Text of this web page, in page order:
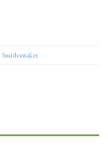
Smidesstaket